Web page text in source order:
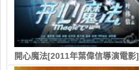
開心魔法[2011年葉偉信導演電影]